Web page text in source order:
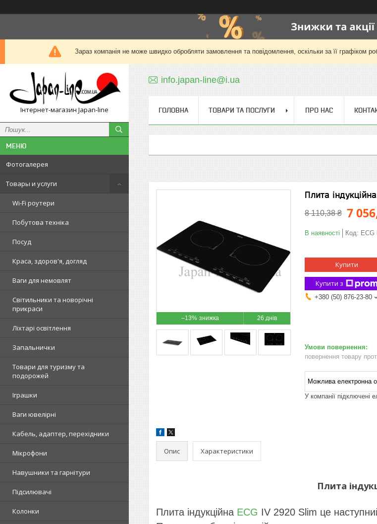
Зараз компанія не може швидко обробляти замовлення та повідомлення, оскільки за її графіком
Інтернет-магазин Japan-line
Фотогалерея
Товары и услуги
Wi-Fi роутери
Побутова техніка
Посуд
Краса, здоров'я, догляд
Ваги для немовлят
Світильники та новорічні
прикраси
Ліхтарі освітлення
Запальнички
Товари для туризму та
подорожей
Іграшки
Ваги ювелірні
Кабель, адаптер, перехідники
Мікрофони
Навушники та гарнітури
Підсилювачі
Колонки
info.japan-line@i.ua
ГОЛОВНА ТОВАРИ ТА ПОСЛУГИ ПРО НАС
–13% 26 днів
Плита
8 110,38 ₴ 7
В наявності Код: ECG
Купити
Купити з
+380 (50) 876-23-80
повернення товару
У компанії підключені
Опис Характеристики
Плита
Плита індукційна ECG IV 2920 Slim це